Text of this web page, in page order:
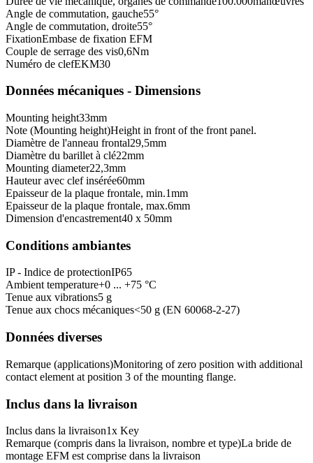
Angle de commutation, gauche55°
Angle de commutation, droite55°
FixationEmbase de fixation EFM
Couple de serrage des vis0,6Nm
Numéro de clefEKM30
Données mécaniques - Dimensions
Mounting height33mm
Note (Mounting height)Height in front of the front panel.
Diamètre de l'anneau frontal29,5mm
Diamètre du barillet à clé22mm
Mounting diameter22,3mm
Hauteur avec clef insérée60mm
Epaisseur de la plaque frontale, min.1mm
Epaisseur de la plaque frontale, max.6mm
Dimension d'encastrement40 x 50mm
Conditions ambiantes
IP - Indice de protectionIP65
Ambient temperature+0 ... +75 °C
Tenue aux vibrations5 g
Tenue aux chocs mécaniques<50 g (EN 60068-2-27)
Données diverses
Remarque (applications)Monitoring of zero position with additional
contact element at position 3 of the mounting flange.
Inclus dans la livraison
Inclus dans la livraison1x Key
Remarque (compris dans la livraison, nombre et type)La bride de
montage EFM est comprise dans la livraison